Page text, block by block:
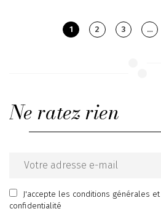
1 2 3 …
Ne ratez rien
Email
address
J'accepte les conditions générales et
confidentialité